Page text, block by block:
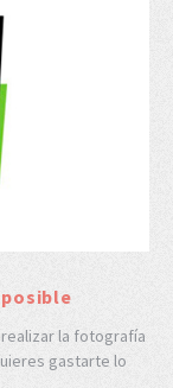
la fotografía
gastarte lo